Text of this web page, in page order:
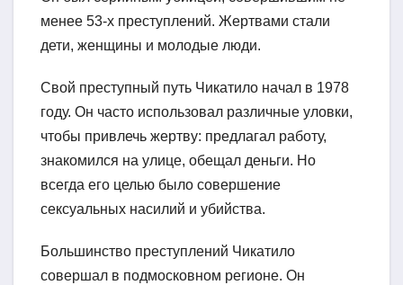
менее 53-х преступлений. Жертвами стали
дети, женщины и молодые люди.
Свой преступный путь Чикатило начал в 1978
году. Он часто использовал различные уловки,
чтобы привлечь жертву: предлагал работу,
знакомился на улице, обещал деньги. Но
всегда его целью было совершение
сексуальных насилий и убийства.
Большинство преступлений Чикатило
совершал в подмосковном регионе. Он